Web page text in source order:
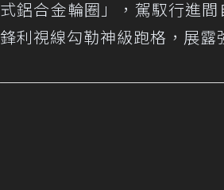
式鋁合金輪圈」，駕馭行進
鋒利視線勾勒神級跑格，展露